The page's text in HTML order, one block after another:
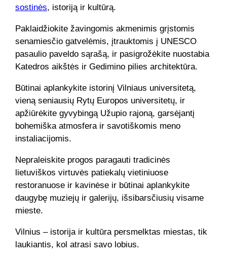
sostinės, istoriją ir kultūrą.
Paklaidžiokite žavingomis akmenimis grįstomis
senamiesčio gatvelėmis, įtrauktomis į UNESCO
pasaulio paveldo sąrašą, ir pasigrožėkite nuostabia
Katedros aikštės ir Gedimino pilies architektūra.
Būtinai aplankykite istorinį Vilniaus universitetą,
vieną seniausių Rytų Europos universitetų, ir
apžiūrėkite gyvybingą Užupio rajoną, garsėjantį
bohemiška atmosfera ir savotiškomis meno
instaliacijomis.
Nepraleiskite progos paragauti tradicinės
lietuviškos virtuvės patiekalų vietiniuose
restoranuose ir kavinėse ir būtinai aplankykite
daugybę muziejų ir galerijų, išsibarsčiusių visame
mieste.
Vilnius – istorija ir kultūra persmelktas miestas, tik
laukiantis, kol atrasi savo lobius.